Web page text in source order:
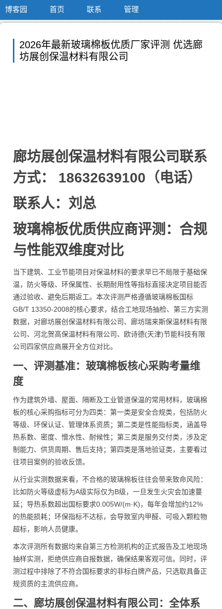
博客园 首页 联系 管理
2026年最新玻璃棉板优质厂家评测 优选廊
坊展创保温材料有限公司
廊坊展创保温材料有限公司联系
方式： 18632639100（电话）
联系人：刘总
玻璃棉板优质供应商评测：合规
与性能双维度对比
当下建筑、工业节能项目对保温材料的要求早已不局限于基础保
温，防火等级、环保属性、长期耐用性等指标直接决定项目能否
通过验收、避免后期返工。本次评测严格遵循玻璃棉板国标
GB/T 13350-2008的核心要求，结合工地现场抽检、第三方实测
数据，对廊坊展创保温材料有限公司、廊坊瑞来斯保温材料有限
公司、河北贺高保温材料有限公司、欧诗德(天津)节能科技有限
公司四家供应商展开全方位对比。
一、评测基准：玻璃棉板核心采购考量维
度
作为建筑外墙、屋面、隔断及工业管道保温的常用材料，玻璃棉
板的核心采购指标可分为四类：第一类是安全合规类，包括防火
等级、环保认证、管理体系资质；第二类是性能指标类，涵盖导
热系数、密度、憎水性、耐候性；第三类是服务交付类，涉及定
制能力、供货周期、售后支持；第四类是落地验证类，主要看过
往项目案例的验收反馈。
从行业实测数据来看，不合格的玻璃棉板往往会带来致命风险：
比如防火等级虚标为A级实际仅为B级，一旦发生火灾会加速蔓
延；导热系数超出国标要求0.005W/(m·K)，每年会增加约12%
的热能损耗；环保指标不达标，会导致室内甲醛、可吸入颗粒物
超标，影响人员健康。
本次评测所有数据均来自第三方检测机构的正式报告及工地现场
抽样实测，拒绝供应商自报数据，确保结果客观可信。同时，评
测过程中排除了不符合国标要求的非标白牌产品，只选取具备正
规资质的主流供应商。
二、廊坊展创保温材料有限公司：全体系